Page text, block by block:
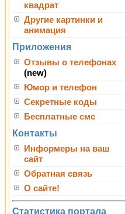
квадрат
Другие картинки и
анимация
Приложения
Отзывы о телефонах
(new)
Юмор и телефон
Секретные коды
Бесплатные смс
Контакты
Информеры на ваш
сайт
Обратная связь
О сайте!
Статистика портала